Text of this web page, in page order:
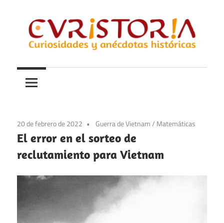
contenido
Curistoria
y
anécdotas
historia
20 de febrero de 2022 Guerra de Vietnam/ Matemáticas
El error en el sorteo de
reclutamiento para Vietnam